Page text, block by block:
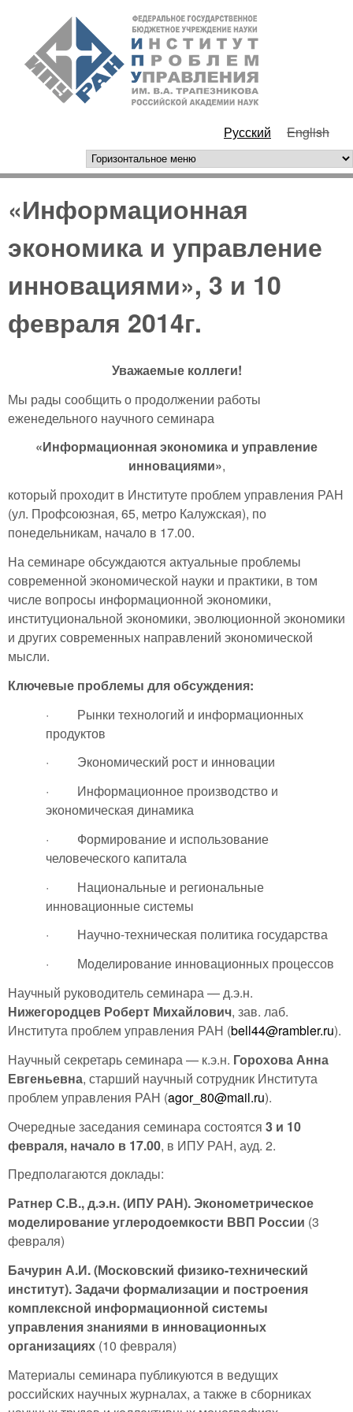
Перейти к основному
содержанию
РАН
Русский English
горизонтальное меню
«Информационная
экономика и управление
инновациями», 3 и 10
февраля 2014г.
Уважаемые коллеги!
Мы рады сообщить о продолжении работы
еженедельного научного семинара
«Информационная экономика и управление
инновациями»,
который проходит в Институте проблем управления РАН
(ул. Профсоюзная, 65, метро Калужская), по
понедельникам, начало в 17.00.
На семинаре обсуждаются актуальные проблемы
современной экономической науки и практики, в том
числе вопросы информационной экономики,
институциональной экономики, эволюционной экономики
и других современных направлений экономической
мысли.
Ключевые проблемы для обсуждения:
· Рынки технологий и информационных
продуктов
· Экономический рост и инновации
· Информационное производство и
экономическая динамика
· Формирование и использование
человеческого капитала
· Национальные и региональные
инновационные системы
· Научно-техническая политика государства
· Моделирование инновационных процессов
Научный руководитель семинара — д.э.н.
Нижегородцев Роберт Михайлович, зав. лаб.
Института проблем управления РАН (bell44@rambler.ru).
Научный секретарь семинара — к.э.н. Горохова Анна
Евгеньевна, старший научный сотрудник Института
проблем управления РАН (agor_80@mail.ru).
Очередные заседания семинара состоятся 3 и 10
февраля, начало в 17.00, в ИПУ РАН, ауд. 2.
Предполагаются доклады:
Ратнер С.В., д.э.н. (ИПУ РАН). Эконометрическое
моделирование углеродоемкости ВВП России (3
февраля)
Бачурин А.И. (Московский физико-технический
институт). Задачи формализации и построения
комплексной информационной системы
управления знаниями в инновационных
организациях (10 февраля)
Материалы семинара публикуются в ведущих
российских научных журналах, а также в сборниках